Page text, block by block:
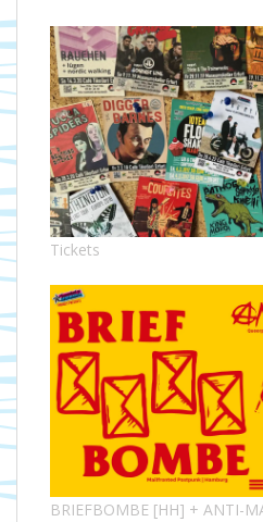
Tickets
BRIEFBOMBE [HH] + ANTI-